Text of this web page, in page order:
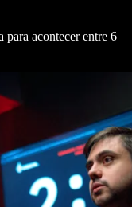
acontecer entre 6